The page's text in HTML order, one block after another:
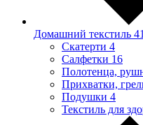
Домашний текстиль 41
Скатерти 4
Салфетки 16
Полотенца,
Прихватки,
Подушки 4
Текстиль для